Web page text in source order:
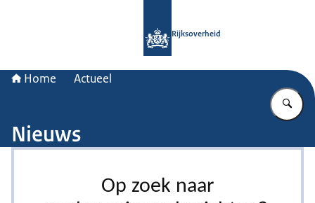
Rijksoverheid
Home Actueel
Nieuws